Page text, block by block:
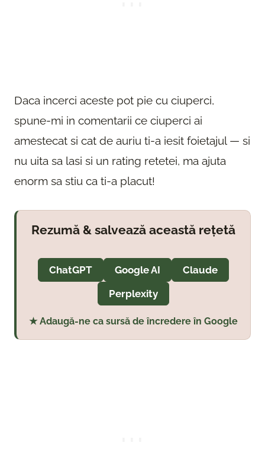
Daca incerci aceste pot pie cu ciuperci,
spune-mi in comentarii ce ciuperci ai
amestecat si cat de auriu ti-a iesit foietajul — si
nu uita sa lasi si un rating retetei, ma ajuta
enorm sa stiu ca ti-a placut!
Rezumă & salvează această rețetă
ChatGPT Google AI
Claude
Perplexity
★ Adaugă-ne ca sursă de încredere în Google